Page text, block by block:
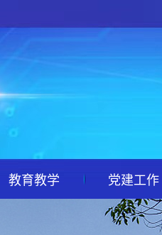
教育教学 党建工作